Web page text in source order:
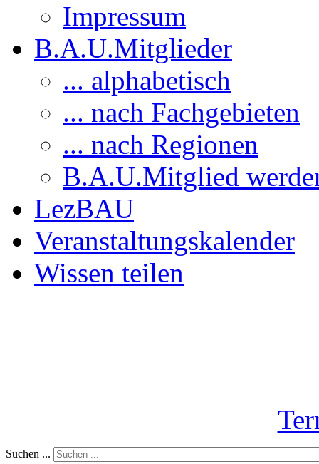
Impressum
B.A.U.Mitglieder
... alphabetisch
... nach Fachgebieten
... nach Regionen
B.A.U.Mitglied
LezBAU
Veranstaltungskalender
Wissen teilen
Suchen ...